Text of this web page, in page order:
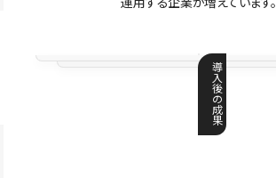
導
入
後
の
成
果